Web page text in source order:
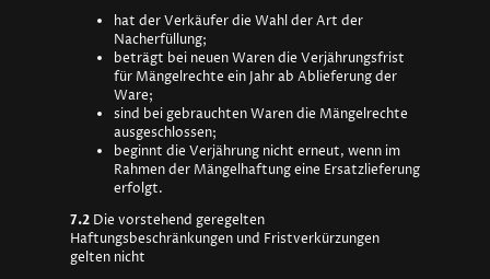
hat der Verkäufer die Wahl der Art der
Nacherfüllung;
beträgt bei neuen Waren die Verjährungsfrist
für Mängelrechte ein Jahr ab Ablieferung der
Ware;
sind bei gebrauchten Waren die Mängelrechte
ausgeschlossen;
beginnt die Verjährung nicht erneut, wenn im
Rahmen der Mängelhaftung eine Ersatzlieferung
erfolgt.
7.2 Die vorstehend geregelten
Haftungsbeschränkungen und Fristverkürzungen
gelten nicht